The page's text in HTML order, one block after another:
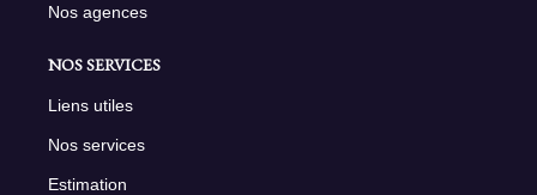
Nos agences
NOS SERVICES
Liens utiles
Nos services
Estimation